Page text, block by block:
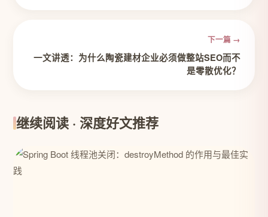
下一篇 →
一文讲透：为什么陶瓷建材企业必须做整站SEO而不
是零散优化？
继续阅读 · 深度好文推荐